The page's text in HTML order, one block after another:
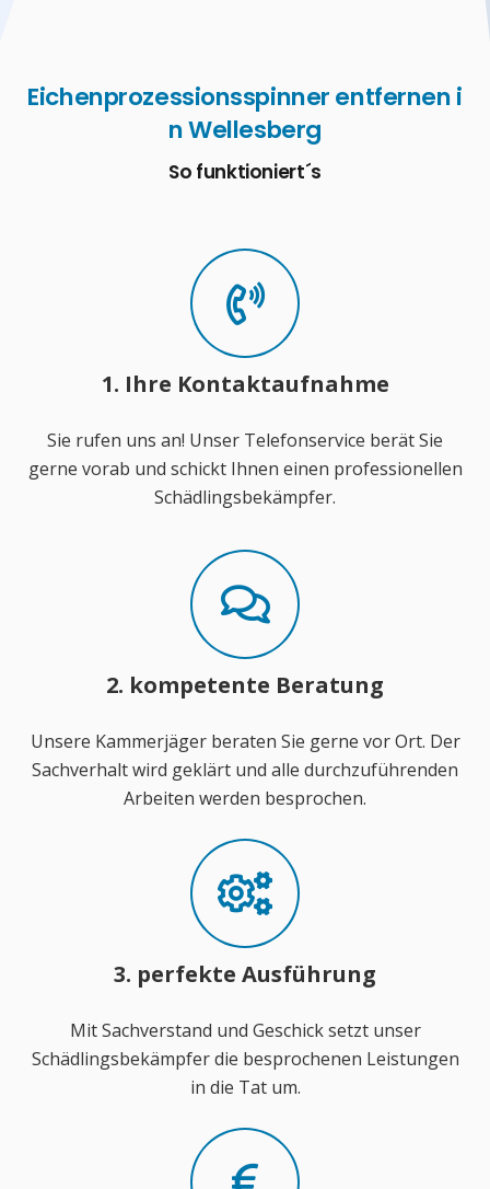
Eichenprozessionsspinner entfernen i
n Wellesberg
So funktioniert´s
1. Ihre Kontaktaufnahme
Sie rufen uns an! Unser Telefonservice berät Sie
gerne vorab und schickt Ihnen einen professionellen
Schädlingsbekämpfer.
2. kompetente Beratung
Unsere Kammerjäger beraten Sie gerne vor Ort. Der
Sachverhalt wird geklärt und alle durchzuführenden
Arbeiten werden besprochen.
3. perfekte Ausführung
Mit Sachverstand und Geschick setzt unser
Schädlingsbekämpfer die besprochenen Leistungen
in die Tat um.